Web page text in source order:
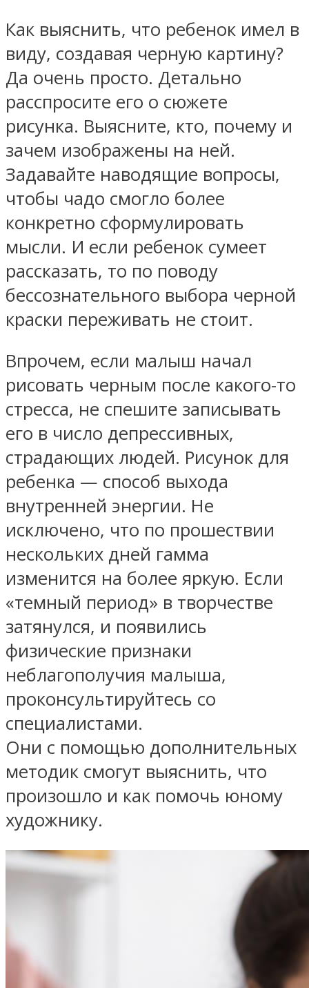
Как выяснить, что ребенок имел в
виду, создавая черную картину?
Да очень просто. Детально
расспросите его о сюжете
рисунка. Выясните, кто, почему и
зачем изображены на ней.
Задавайте наводящие вопросы,
чтобы чадо смогло более
конкретно сформулировать
мысли. И если ребенок сумеет
рассказать, то по поводу
бессознательного выбора черной
краски переживать не стоит.
Впрочем, если малыш начал
рисовать черным после какого-то
стресса, не спешите записывать
его в число депрессивных,
страдающих людей. Рисунок для
ребенка — способ выхода
внутренней энергии. Не
исключено, что по прошествии
нескольких дней гамма
изменится на более яркую. Если
«темный период» в творчестве
затянулся, и появились
физические признаки
неблагополучия малыша,
проконсультируйтесь со
специалистами.
Они с помощью дополнительных
методик смогут выяснить, что
произошло и как помочь юному
художнику.